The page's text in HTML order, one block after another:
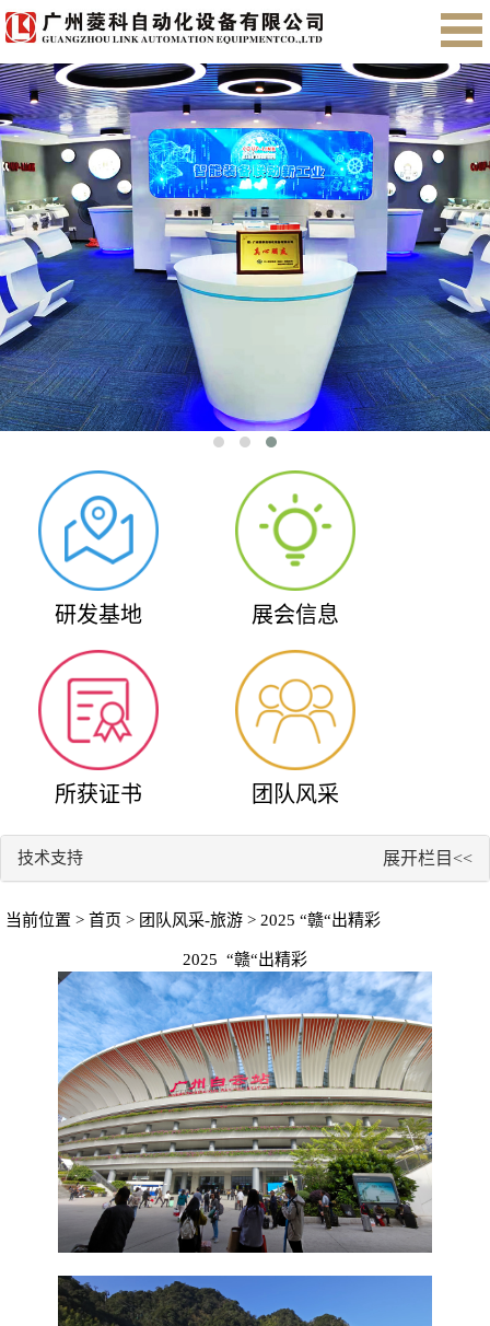
首页 关于我们 产品展示 售后服务
会员注册
研发基地 展会信息
所获证书 团队风采
技术支持 展开栏目<<
当前位置 > 首页 > 团队风采-旅游 > 2025 “赣“出精彩
2025 “赣“出精彩